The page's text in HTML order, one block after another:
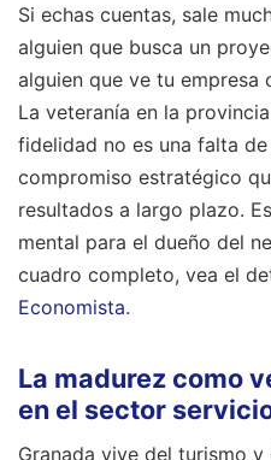
Si echas cuentas, sale
alguien que busca un
alguien que ve tu empresa
La veteranía en la
fidelidad no es una falta
compromiso estratégico
resultados a largo plazo.
mental para el dueño del
cuadro completo, vea el
Economista.
La madurez como
en el sector
Granada vive del turismo